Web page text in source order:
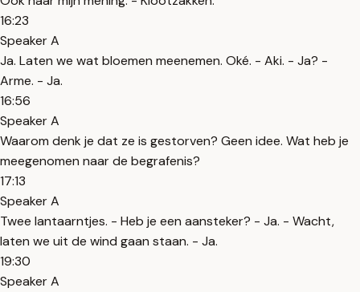
16:23
Speaker A
Ja. Laten we wat bloemen meenemen. Oké. - Aki. - Ja? -
Arme. - Ja.
16:56
Speaker A
Waarom denk je dat ze is gestorven? Geen idee. Wat heb je
meegenomen naar de begrafenis?
17:13
Speaker A
Twee lantaarntjes. - Heb je een aansteker? - Ja. - Wacht,
laten we uit de wind gaan staan. - Ja.
19:30
Speaker A